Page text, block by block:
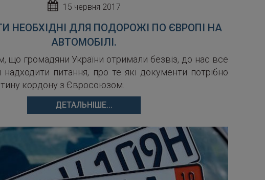
15 червня 2017
НЕОБХІДНІ ДЛЯ ПОДОРОЖІ ПО ЄВРОПІ НА
АВТОМОБІЛІ.
що громадяни України отримали безвіз, до нас все
надходити питання, про те які документи потрібно
кордону з Євросоюзом.
ДЕТАЛЬНІШЕ...